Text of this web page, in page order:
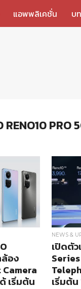
แอพพลิเคชั่น บ
RENO10 PRO
ล้อง
เริ่มต้น
NEWS &
เปิดตัว
เริ่มต้